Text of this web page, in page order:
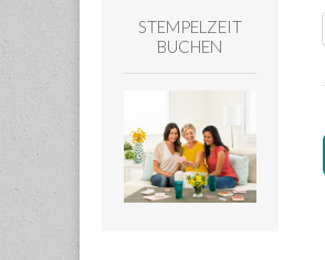
STEMPELZEIT
BUCHEN